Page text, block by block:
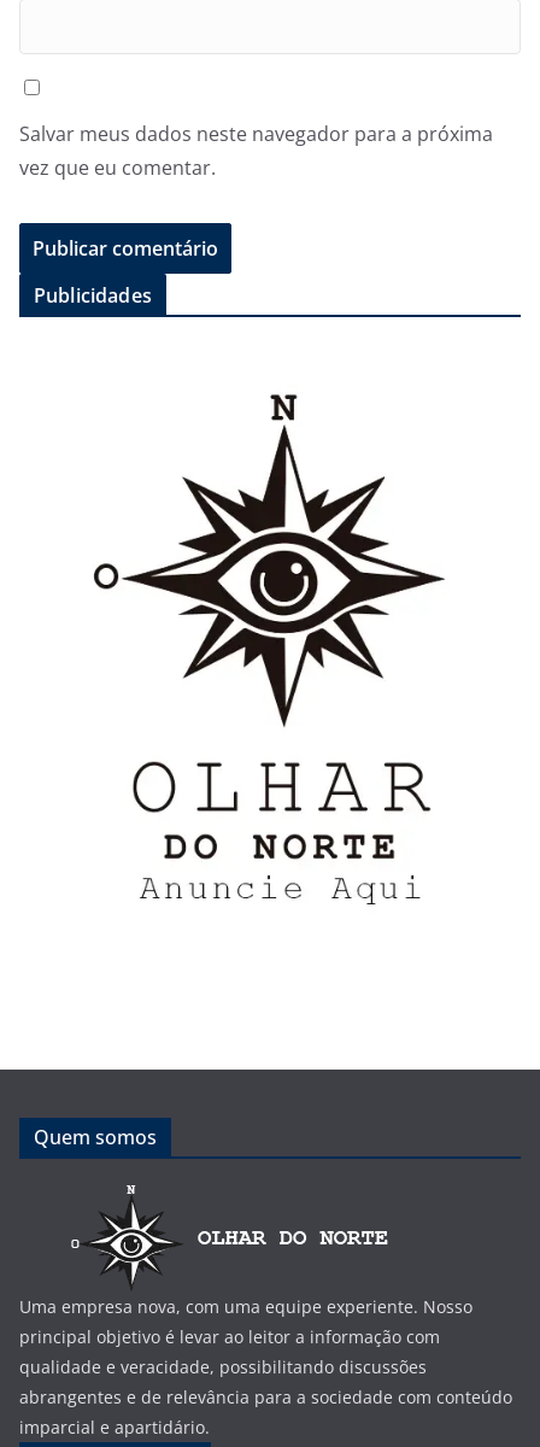
Salvar meus dados neste navegador para a próxima
vez que eu comentar.
Publicidades
Quem somos
Uma empresa nova, com uma equipe experiente. Nosso
principal objetivo é levar ao leitor a informação com
qualidade e veracidade, possibilitando discussões
abrangentes e de relevância para a sociedade com conteúdo
imparcial e apartidário.